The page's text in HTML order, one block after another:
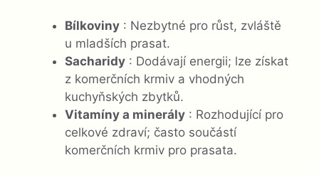
Bílkoviny : Nezbytné pro růst, zvláště
u mladších prasat.
Sacharidy : Dodávají energii; lze získat
z komerčních krmiv a vhodných
kuchyňských zbytků.
Vitamíny a minerály : Rozhodující pro
celkové zdraví; často součástí
komerčních krmiv pro prasata.